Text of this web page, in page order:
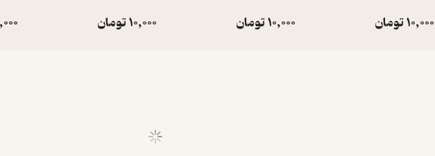
10,000تومان 10,000تومان 10,000تومان